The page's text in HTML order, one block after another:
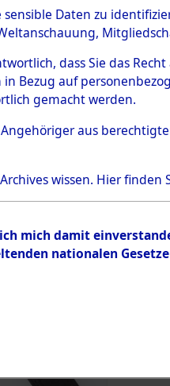
Person
sensible Daten zu
dass Sie das
Bezug auf
gemacht werden.
Angehöriger aus
wissen. Hierfinden
mich damit
nationalen